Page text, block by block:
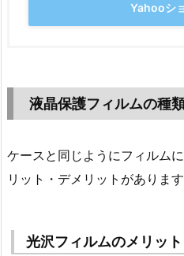
Yahooシ
液晶保護フィルムの種
ケースと同じようにフィルム
リット・デメリットがあります
光沢フィルムのメリッ